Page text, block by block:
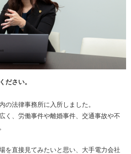
さい。
の法律事務所に入所しました。
く、労働事件や離婚事件、交通事故や不
を直接見てみたいと思い、大手電力会社